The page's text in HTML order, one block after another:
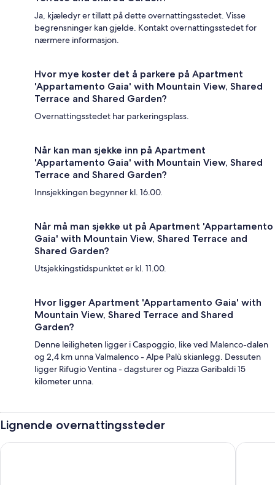
Ja, kjæledyr er tillatt på dette overnattingsstedet. Visse
begrensninger kan gjelde. Kontakt overnattingsstedet for
nærmere informasjon.
Hvor mye koster det å parkere på Apartment
'Appartamento Gaia' with Mountain View, Shared
Terrace and Shared Garden?
Overnattingsstedet har parkeringsplass.
Når kan man sjekke inn på Apartment
'Appartamento Gaia' with Mountain View, Shared
Terrace and Shared Garden?
Innsjekkingen begynner kl. 16.00.
Når må man sjekke ut på Apartment 'Appartamento
Gaia' with Mountain View, Shared Terrace and
Shared Garden?
Utsjekkingstidspunktet er kl. 11.00.
Hvor ligger Apartment 'Appartamento Gaia' with
Mountain View, Shared Terrace and Shared
Garden?
Denne leiligheten ligger i Caspoggio, like ved Malenco-dalen
og 2,4 km unna Valmalenco - Alpe Palù skianlegg. Dessuten
ligger Rifugio Ventina - dagsturer og Piazza Garibaldi 15
kilometer unna.
Lignende overnattingssteder
Schloss Hotel & Spa Pontresina All In